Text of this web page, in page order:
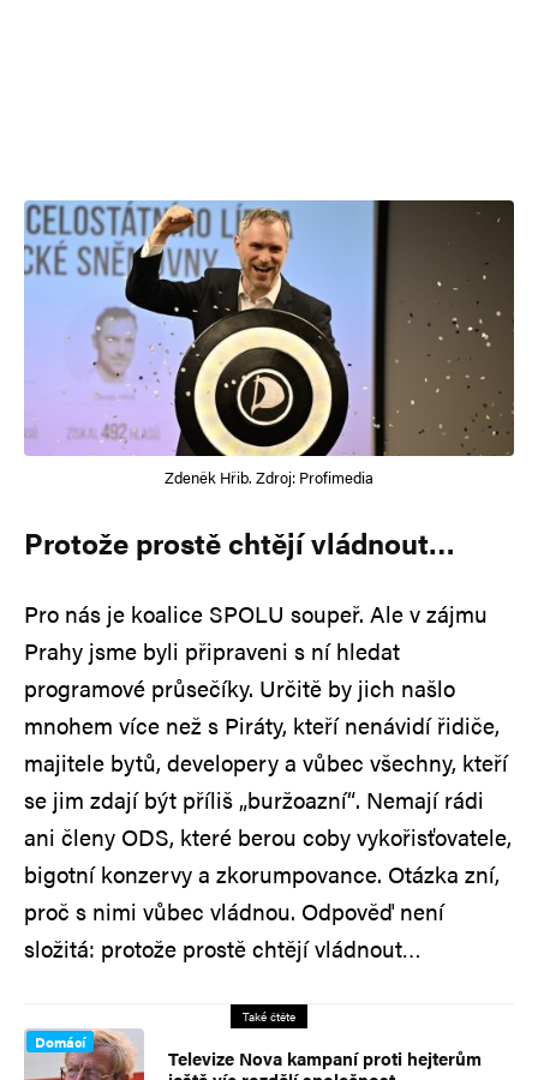
Zdeněk Hřib. Zdroj: Profimedia
Protože prostě chtějí vládnout…
Pro nás je koalice SPOLU soupeř. Ale v zájmu
Prahy jsme byli připraveni s ní hledat
programové průsečíky. Určitě by jich našlo
mnohem více než s Piráty, kteří nenávidí řidiče,
majitele bytů, developery a vůbec všechny, kteří
se jim zdají být příliš „buržoazní“. Nemají rádi
ani členy ODS, které berou coby vykořisťovatele,
bigotní konzervy a zkorumpovance. Otázka zní,
proč s nimi vůbec vládnou. Odpověď není
složitá: protože prostě chtějí vládnout…
Také čtěte
Domácí
Televize Nova kampaní proti hejterům